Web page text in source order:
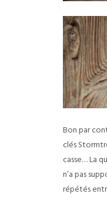
Bon par
clés
casse… La
n’a pas
répétés